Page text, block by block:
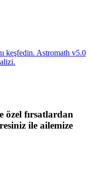
keşfedin. Astromath v5.0
özel fırsatlardan
ile ailemize